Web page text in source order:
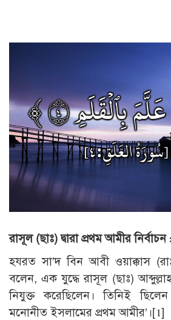
রাসূল (ছাঃ) দ্বারা প্রথম আমীর নির্বাচন :
হযরত সা’দ বিন আবী ওয়াক্কাস
বলেন, এক যুদ্ধে রাসূল (ছাঃ)
নিযুক্ত করেছিলেন। তিনিই
মনোনীত ইসলামের প্রথম আমীর’।[1]